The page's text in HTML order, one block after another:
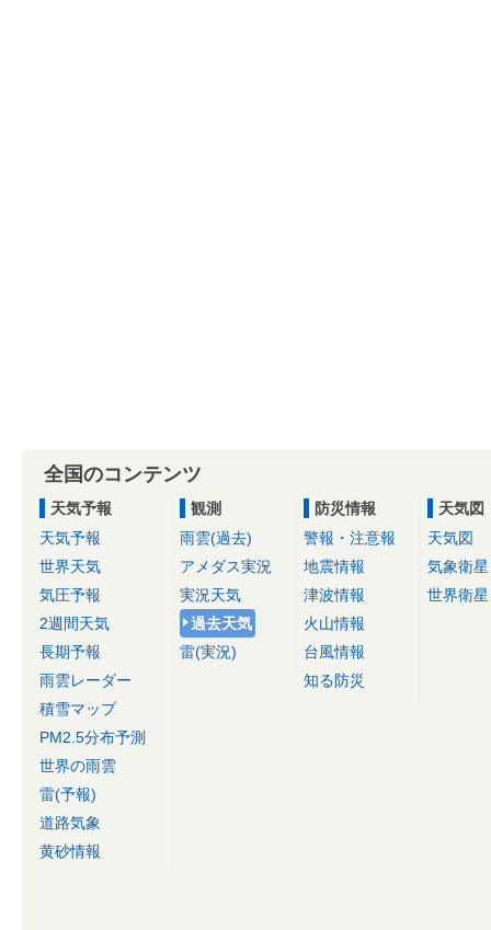
全国のコンテンツ
天気予報
天気予報
世界天気
気圧予報
2週間天気
長期予報
雨雲レーダー
積雪マップ
PM2.5分布予測
世界の雨雲
雷(予報)
道路気象
黄砂情報
観測
雨雲(過去)
アメダス実況
実況天気
過去天気
雷(実況)
防災情報
警報・注意報
地震情報
津波情報
火山情報
台風情報
知る防災
天気図
天気図
気象衛星
世界衛星